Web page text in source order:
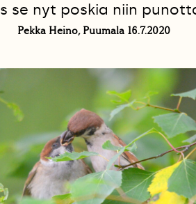
se nyt poskia niin
Pekka Heino, Puumala 16.7.2020